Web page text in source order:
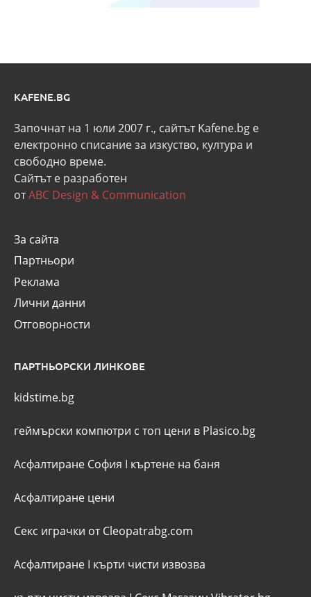
KAFENE.BG
Започнат на 1 юли 2007 г., сайтът Kafene.bg e
eлектронно списание за изкуство, култура и
свободно време.
Сайтът е разработен
отABC Design & Communication
За сайта
Партньори
Реклама
Лични данни
Отговорности
ПАРТНЬОРСКИ ЛИНКОВЕ
kidstime.bg
геймърски компютри с топ цени в Plasico.bg
Асфалтиране София I къртене на баня
Асфалтиране цени
Секс играчки от Cleopatrabg.com
Асфалтиране I кърти чисти извозва